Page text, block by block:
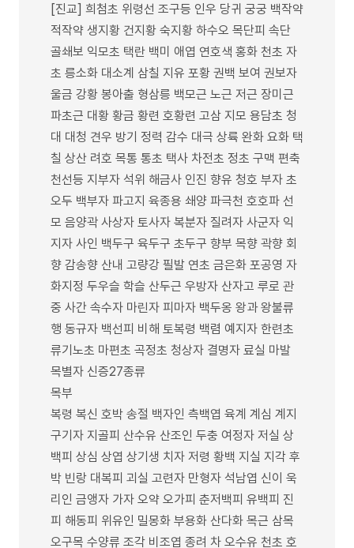
[진교] 희첨초 위령선 조구등 인우 당귀 궁궁 백작약
적작약 생지황 건지황 숙지황 하수오 목단피 속단
골쇄보 익모초 택란 백미 애엽 연호색 홍화 천초 자
초 릉소화 대소계 삼칠 지유 포황 권백 보여 권보자
울금 강황 봉아출 형삼릉 백모근 노근 저근 장미근
파초근 대황 황금 황련 호황련 고삼 지모 용담초 청
대 대청 견우 방기 정력 감수 대극 상륙 완화 요화 택
칠 상산 려호 목통 통초 택사 차전초 정초 구맥 편축
천선등 지부자 석위 해금사 인진 향유 청호 부자 초
오두 백부자 파고지 육종용 쇄양 파극천 호호파 선
모 음양곽 사상자 토사자 복분자 질려자 사군자 익
지자 사인 백두구 육두구 초두구 향부 목향 곽향 회
향 감송향 산내 고량강 필발 연초 금은화 포공영 자
화지정 두우슬 학슬 산두근 우방자 산자고 루로 관
중 사간 속수자 마린자 피마자 백두옹 왕과 왕불류
행 동규자 백선피 비해 토복령 백렴 예지자 한련초
류기노초 마편초 곡정초 청상자 결명자 료실 마발
목별자 신증27종류
목부
복령 복신 호박 송절 백자인 측백엽 육계 계심 계지
구기자 지골피 산수유 산조인 두충 여정자 저실 상
백피 상심 상엽 상기생 치자 저령 황백 지실 지각 후
박 빈랑 대복피 괴실 고련자 만형자 석남엽 신이 욱
리인 금앵자 가자 오약 오가피 춘저백피 유백피 진
피 해동피 위유인 밀몽화 부용화 산다화 목근 삼목
오구목 수양류 조각 비조엽 종려 차 오수유 천초 호